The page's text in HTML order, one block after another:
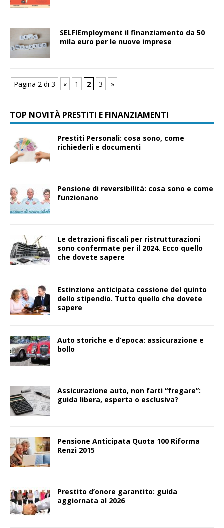
SELFIEmployment il finanziamento da 50
mila euro per le nuove imprese
Pagina 2 di 3 « 1 2 3 »
TOP NOVITÀ PRESTITI E FINANZIAMENTI
Prestiti Personali: cosa sono, come
richiederli e documenti
Pensione di reversibilità: cosa sono e come
funzionano
Le detrazioni fiscali per ristrutturazioni
sono confermate per il 2024. Ecco quello
che dovete sapere
Estinzione anticipata cessione del quinto
dello stipendio. Tutto quello che dovete
sapere
Auto storiche e d’epoca: assicurazione e
bollo
Assicurazione auto, non farti “fregare”:
guida libera, esperta o esclusiva?
Pensione Anticipata Quota 100 Riforma
Renzi 2015
Prestito d’onore garantito: guida
aggiornata al 2026